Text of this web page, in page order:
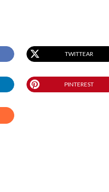
TWITTEAR
PINTEREST